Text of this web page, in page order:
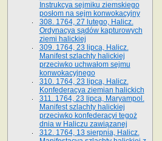
Instrukcya sejmiku ziemskiego
posłom na sejm konwokacyjny
308. 1764, 27 lutego, Halicz.
Ordynacya sądów kapturowych
ziemi halickiej
309. 1764, 23 lipca, Halicz.
Manifest szlachty halickiej
przeciwko uchwałom sejmu
konwokacyjnego
310. 1764, 23 lipca, Halicz.
Konfederacya ziemian halickich
311. 1764, 23 lipca, Maryampol.
Manifest szlachty halickiej
przeciwko konfederacyi tegoż
dnia w Haliczu zawiązanej
312. 1764, 13 sierpnia, Halicz.